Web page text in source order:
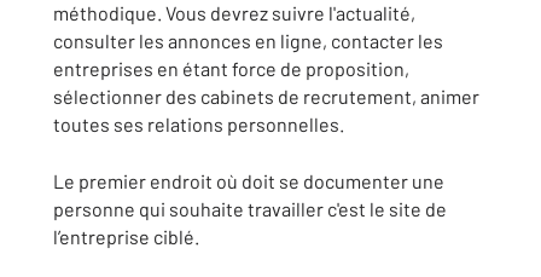
méthodique. Vous devrez suivre l'actualité,
consulter les annonces en ligne, contacter les
entreprises en étant force de proposition,
sélectionner des cabinets de recrutement, animer
toutes ses relations personnelles.
Le premier endroit où doit se documenter une
personne qui souhaite travailler c'est le site de
l’entreprise ciblé.